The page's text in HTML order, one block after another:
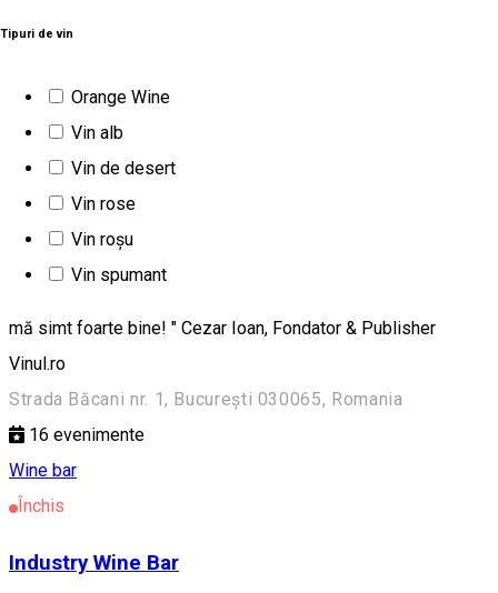
Tipuri de vin
Orange Wine
Vin alb
Vin de desert
Vin rose
Vin roșu
Vin spumant
și gustări și unde să-mi pot aduce prietenii indiferent dacă
mă simt foarte bine! " Cezar Ioan, Fondator & Publisher
Vinul.ro
Strada Băcani nr. 1, București 030065, Romania
16 evenimente
Wine bar
Închis
Industry Wine Bar